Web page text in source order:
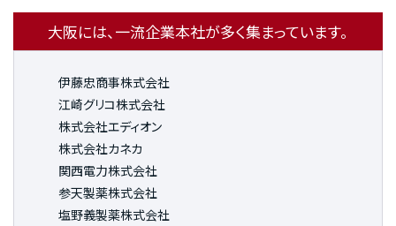
大阪には、一流企業本社が多く集まっています。
伊藤忠商事株式会社
江崎グリコ株式会社
株式会社エディオン
株式会社カネカ
関西電力株式会社
参天製薬株式会社
塩野義製薬株式会社